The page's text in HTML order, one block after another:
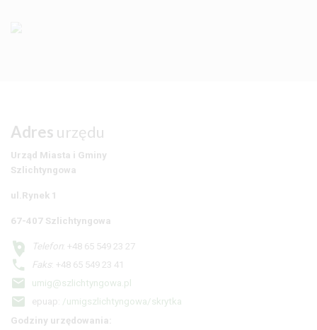
Adres urzędu
Urząd Miasta i Gminy
Szlichtyngowa
ul.Rynek 1
67-407 Szlichtyngowa
Telefon : +48 65 549 23 27
Faks : +48 65 549 23 41
umig@szlichtyngowa.pl
epuap: /umigszlichtyngowa/skrytka
Godziny urzędowania: